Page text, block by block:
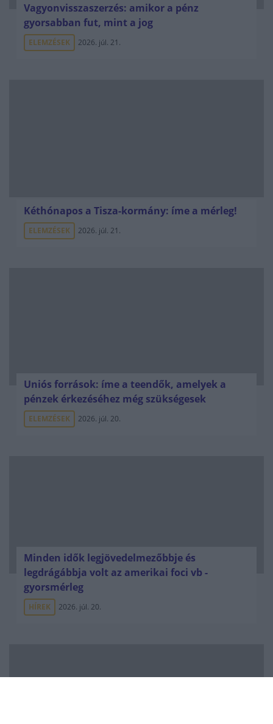
Vagyonvisszaszerzés: amikor a pénz
gyorsabban fut, mint a jog
ELEMZÉSEK 2026. júl. 21.
Kéthónapos a Tisza-kormány: íme a mérleg!
ELEMZÉSEK 2026. júl. 21.
Uniós források: íme a teendők, amelyek a
pénzek érkezéséhez még szükségesek
ELEMZÉSEK 2026. júl. 20.
Minden idők legjövedelmezőbbje és
legdrágábbja volt az amerikai foci vb -
gyorsmérleg
HÍREK 2026. júl. 20.